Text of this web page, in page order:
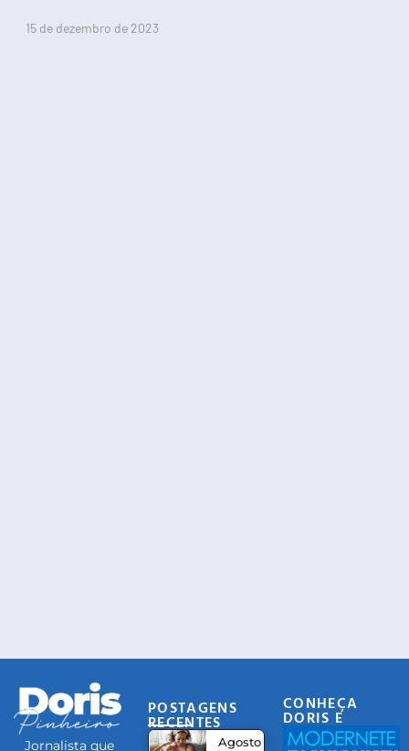
15 de dezembro de 2023
Jornalista que
POSTAGENS
RECENTES
Agosto
CONHEÇA
DORIS E
EQUIPE